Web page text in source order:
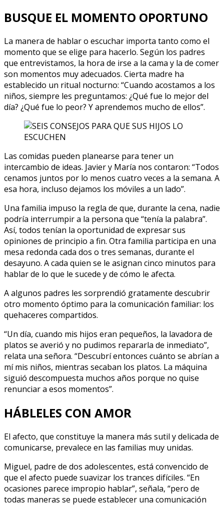
BUSQUE EL MOMENTO OPORTUNO
La manera de hablar o escuchar importa tanto como el
momento que se elige para hacerlo. Según los padres
que entrevistamos, la hora de irse a la cama y la de comer
son momentos muy adecuados. Cierta madre ha
establecido un ritual nocturno: “Cuando acostamos a los
niños, siempre les preguntamos: ¿Qué fue lo mejor del
día? ¿Qué fue lo peor? Y aprendemos mucho de ellos”.
Las comidas pueden planearse para tener un
intercambio de ideas. Javier y María nos contaron: “Todos
cenamos juntos por lo menos cuatro veces a la semana. A
esa hora, incluso dejamos los móviles a un lado”.
Una familia impuso la regla de que, durante la cena, nadie
podría interrumpir a la persona que “tenía la palabra”.
Así, todos tenían la oportunidad de expresar sus
opiniones de principio a fin. Otra familia participa en una
mesa redonda cada dos o tres semanas, durante el
desayuno. A cada quien se le asignan cinco minutos para
hablar de lo que le sucede y de cómo le afecta.
A algunos padres les sorprendió gratamente descubrir
otro momento óptimo para la comunicación familiar: los
quehaceres compartidos.
“Un día, cuando mis hijos eran pequeños, la lavadora de
platos se averió y no pudimos repararla de inmediato”,
relata una señora. “Descubrí entonces cuánto se abrían a
mí mis niños, mientras secaban los platos. La máquina
siguió descompuesta muchos años porque no quise
renunciar a esos momentos”.
HÁBLELES CON AMOR
El afecto, que constituye la manera más sutil y delicada de
comunicarse, prevalece en las familias muy unidas.
Miguel, padre de dos adolescentes, está convencido de
que el afecto puede suavizar los trances difíciles. “En
ocasiones parece impropio hablar”, señala, “pero de
todas maneras se puede establecer una comunicación